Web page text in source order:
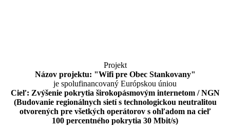
Projekt
Názov projektu: "Wifi pre Obec Stankovany"
je spolufinancovaný Európskou úniou
Cieľ: Zvýšenie pokrytia širokopásmovým internetom / NGN
(Budovanie regionálnych sietí s technologickou neutralitou
otvorených pre všetkých operátorov s ohľadom na cieľ
100 percentného pokrytia 30 Mbit/s)